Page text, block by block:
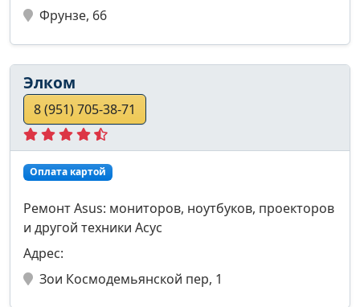
Фрунзе, 66
Элком
8 (951) 705-38-71
Оплата картой
Ремонт Asus: мониторов, ноутбуков, проекторов
и другой техники Асус
Адрес:
Зои Космодемьянской пер, 1